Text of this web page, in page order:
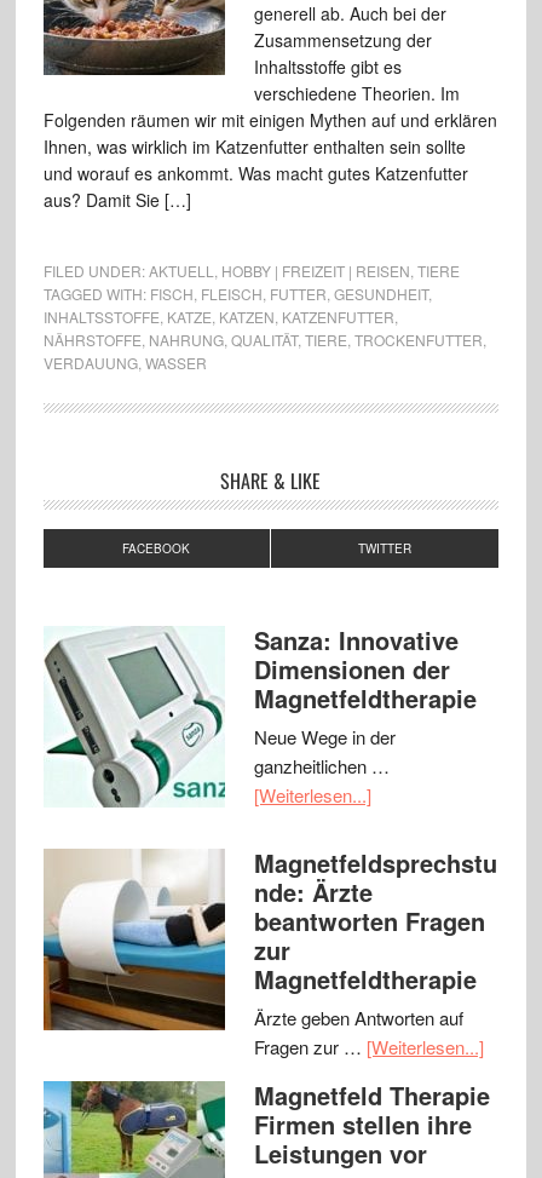
generell ab. Auch bei der
Zusammensetzung der
Inhaltsstoffe gibt es
verschiedene Theorien. Im
Folgenden räumen wir mit einigen Mythen auf und erklären
Ihnen, was wirklich im Katzenfutter enthalten sein sollte
und worauf es ankommt. Was macht gutes Katzenfutter
aus? Damit Sie […]
FILED UNDER:AKTUELL HOBBY | FREIZEIT | REISEN TIERE
TAGGED WITH: FISCH FLEISCH FUTTER GESUNDHEIT,
INHALTSSTOFFE KATZE KATZEN KATZENFUTTER
NÄHRSTOFFE NAHRUNG, QUALITÄT, TIERE TROCKENFUTTER
VERDAUUNG, WASSER
SHARE & LIKE
FACEBOOK TWITTER
Sanza: Innovative
Dimensionen der
Magnetfeldtherapie
Neue Wege in der
ganzheitlichen …
[Weiterlesen...]
Magnetfeldsprechstu
nde: Ärzte
beantworten Fragen
zur
Magnetfeldtherapie
Ärzte geben Antworten auf
Fragen zur … [Weiterlesen...]
Magnetfeld Therapie
Firmen stellen ihre
Leistungen vor